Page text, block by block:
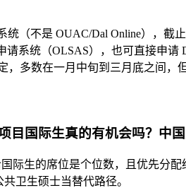
统（不是 OUAC/Dal Online），截
系统（OLSAS），也可直接申请
，多数在一月中旬到三月底之间，
目国际生真的有机会吗？中
际生的席位是个位数，且优先分
共卫生硕士当替代路径。